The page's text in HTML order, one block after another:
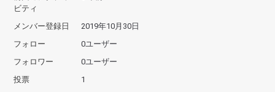
ビティ
メンバー登録日
2019年10月30日
フォロー
0ユーザー
フォロワー
0ユーザー
投票
1